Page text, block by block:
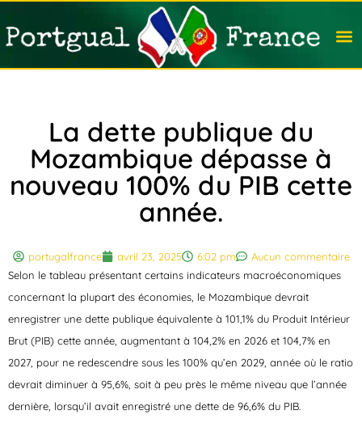
La dette publique du
Mozambique dépasse à
nouveau 100% du PIB cette
année.
portugalfrance avril 23, 2025 6:02 pm
Aucun commentaire
Selon le tableau présentant certains indicateurs macroéconomiques
concernant la plupart des économies, le Mozambique devrait
enregistrer une dette publique équivalente à 101,1% du Produit Intérieur
Brut (PIB) cette année, augmentant à 104,2% en 2026 et 104,7% en
2027, pour ne redescendre sous les 100% qu’en 2029, année où le ratio
devrait diminuer à 95,6%, soit à peu près le même niveau que l’année
dernière, lorsqu’il avait enregistré une dette de 96,6% du PIB.